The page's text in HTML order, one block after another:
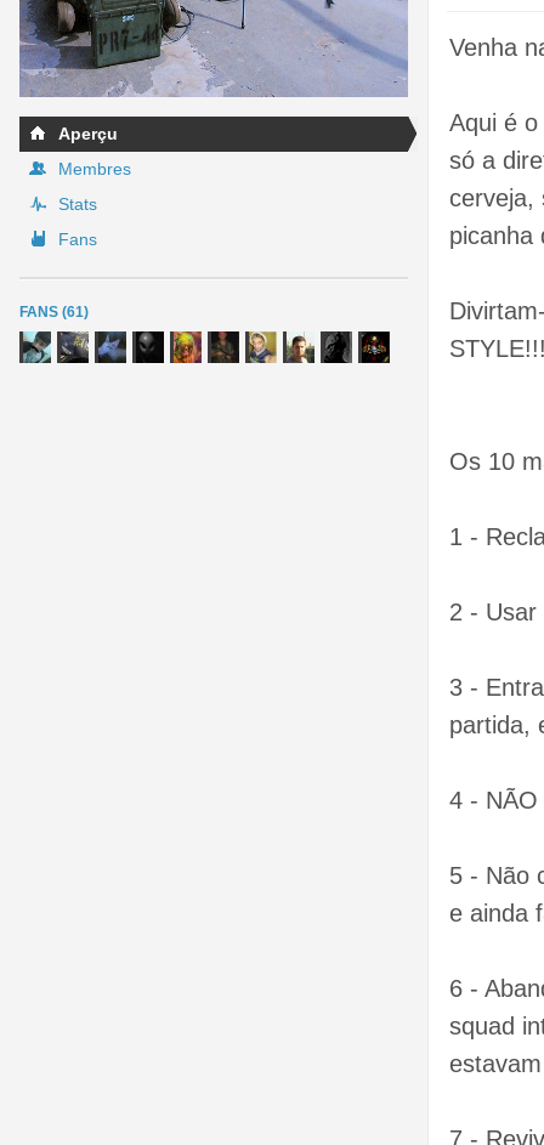
Aperçu
Membres
Stats
Fans
FANS (61)
Venha
Aqui é
só a
cerveja,
picanha
Os 10
1 -
2 - Usar
3 -
partida,
4 - NÃO
5 - Não
e ainda
6 -
squad
7 -